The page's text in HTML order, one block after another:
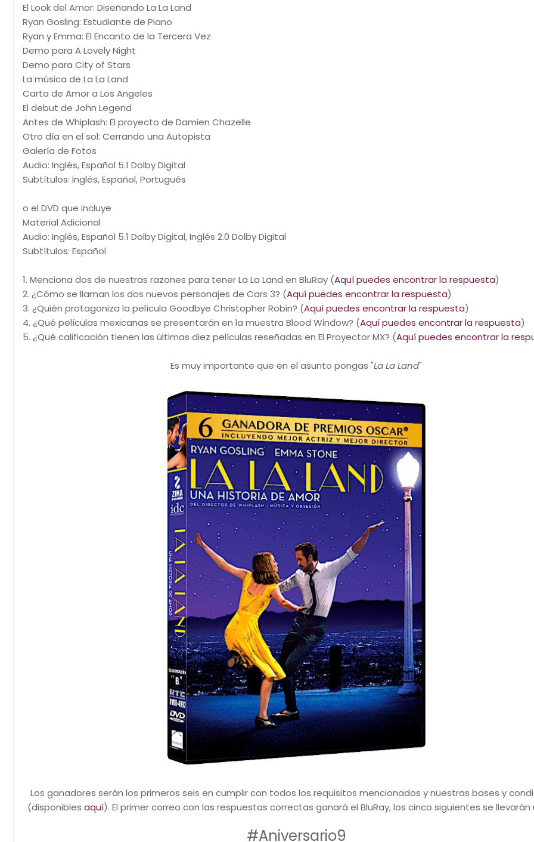
El Look del Amor: Diseñando La La Land
Ryan Gosling: Estudiante de Piano
Ryan y Emma: El Encanto de la Tercera Vez
Demo para A Lovely Night
Demo para City of Stars
La música de La La Land
Carta de Amor a Los Angeles
El debut de John Legend
Antes de Whiplash: El proyecto de Damien Chazelle
Otro día en el sol: Cerrando una Autopista
Galería de Fotos
Audio: Inglés, Español 5.1 Dolby Digital
Subtítulos: Inglés, Español, Portugués
o el DVD que incluye
Material Adicional
Audio: Inglés, Español 5.1 Dolby Digital, Inglés 2.0 Dolby Digital
Subtítulos: Español
1. Menciona dos de nuestras razones para tener La La Land en BluRay (Aquí puedes encontrar la respuesta)
2. ¿Cómo se llaman los dos nuevos personajes de Cars 3? (Aquí puedes encontrar la respuesta)
3. ¿Quién protagoniza la película Goodbye Christopher Robin? (Aquí puedes encontrar la respuesta)
4. ¿Qué películas mexicanas se presentarán en la muestra Blood Window? (Aquí puedes encontrar la respuesta)
5. ¿Qué calificación tienen las últimas diez películas reseñadas en El Proyector MX? (Aquí puedes encontrar la
Es muy importante que en el asunto pongas "La La Land"
Los ganadores serán los primeros seis en cumplir con todos los requisitos mencionados y nuestras bases y
(disponibles aquí). El primer correo con las respuestas correctas ganará el BluRay, los cinco siguientes se llevarán
#Aniversario9